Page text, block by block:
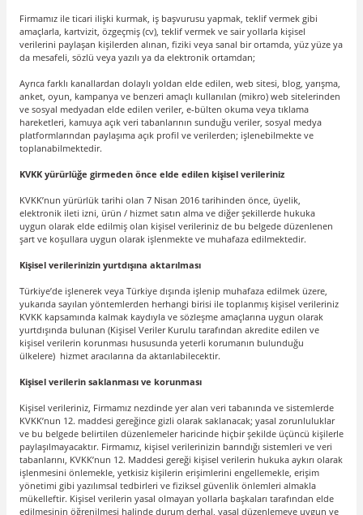
Firmamız ile ticari ilişki kurmak, iş başvurusu yapmak, teklif vermek gibi
amaçlarla, kartvizit, özgeçmiş (cv), teklif vermek ve sair yollarla kişisel
verilerini paylaşan kişilerden alınan, fiziki veya sanal bir ortamda, yüz yüze ya
da mesafeli, sözlü veya yazılı ya da elektronik ortamdan;
Ayrıca farklı kanallardan dolaylı yoldan elde edilen, web sitesi, blog, yarışma,
anket, oyun, kampanya ve benzeri amaçlı kullanılan (mikro) web sitelerinden
ve sosyal medyadan elde edilen veriler, e-bülten okuma veya tıklama
hareketleri, kamuya açık veri tabanlarının sunduğu veriler, sosyal medya
platformlarından paylaşıma açık profil ve verilerden; işlenebilmekte ve
toplanabilmektedir.
KVKK yürürlüğe girmeden önce elde edilen kişisel verileriniz
KVKK’nun yürürlük tarihi olan 7 Nisan 2016 tarihinden önce, üyelik,
elektronik ileti izni, ürün / hizmet satın alma ve diğer şekillerde hukuka
uygun olarak elde edilmiş olan kişisel verileriniz de bu belgede düzenlenen
şart ve koşullara uygun olarak işlenmekte ve muhafaza edilmektedir.
Kişisel verilerinizin yurtdışına aktarılması
Türkiye’de işlenerek veya Türkiye dışında işlenip muhafaza edilmek üzere,
yukarıda sayılan yöntemlerden herhangi birisi ile toplanmış kişisel verileriniz
KVKK kapsamında kalmak kaydıyla ve sözleşme amaçlarına uygun olarak
yurtdışında bulunan (Kişisel Veriler Kurulu tarafından akredite edilen ve
kişisel verilerin korunması hususunda yeterli korumanın bulunduğu
ülkelere) hizmet aracılarına da aktarılabilecektir.
Kişisel verilerin saklanması ve korunması
Kişisel verileriniz, Firmamız nezdinde yer alan veri tabanında ve sistemlerde
KVKK’nun 12. maddesi gereğince gizli olarak saklanacak; yasal zorunluluklar
ve bu belgede belirtilen düzenlemeler haricinde hiçbir şekilde üçüncü kişilerle
paylaşılmayacaktır. Firmamız, kişisel verilerinizin barındığı sistemleri ve veri
tabanlarını, KVKK’nun 12. Maddesi gereği kişisel verilerin hukuka aykırı olarak
işlenmesini önlemekle, yetkisiz kişilerin erişimlerini engellemekle, erişim
yönetimi gibi yazılımsal tedbirleri ve fiziksel güvenlik önlemleri almakla
mükelleftir. Kişisel verilerin yasal olmayan yollarla başkaları tarafından elde
edilmesinin öğrenilmesi halinde durum derhal, yasal düzenlemeye uygun ve